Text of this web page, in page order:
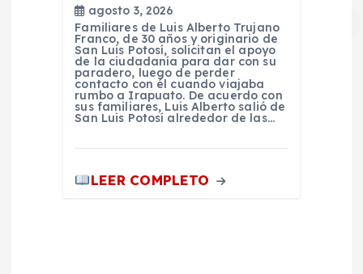
agosto 3, 2026
Familiares de Luis Alberto Trujano
Franco, de 30 años y originario de
San Luis Potosí, solicitan el apoyo
de la ciudadanía para dar con su
paradero, luego de perder
contacto con él cuando viajaba
rumbo a Irapuato. De acuerdo con
sus familiares, Luis Alberto salió de
San Luis Potosí alrededor de las…
LEER COMPLETO